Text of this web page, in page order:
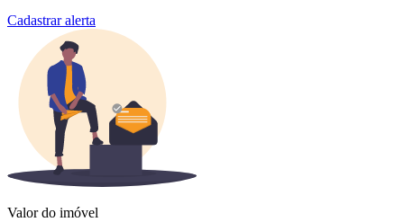
Cadastrar alerta
Valor do imóvel